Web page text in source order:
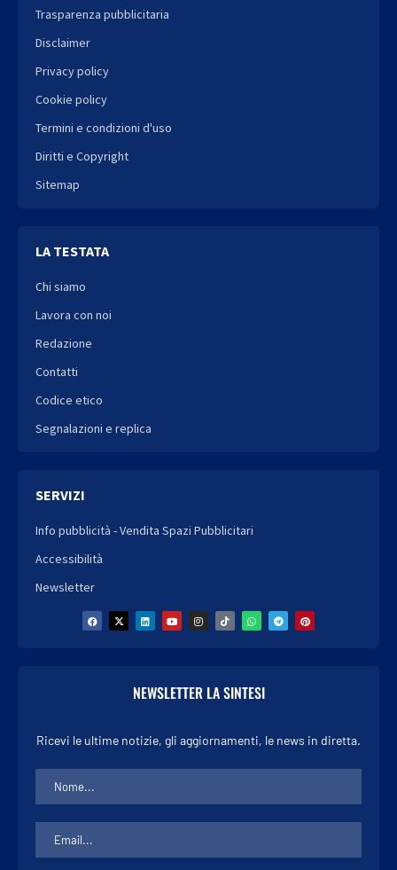
Trasparenza pubblicitaria
Disclaimer
Privacy policy
Cookie policy
Termini e condizioni d'uso
Diritti e Copyright
Sitemap
LA TESTATA
Chi siamo
Lavora con noi
Redazione
Contatti
Codice etico
Segnalazioni e replica
SERVIZI
Info pubblicità - Vendita Spazi Pubblicitari
Accessibilità
Newsletter
NEWSLETTER LA SINTESI
Ricevi le ultime notizie, gli aggiornamenti, le news in diretta.